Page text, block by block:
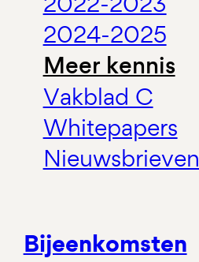
2024-2025
Meer kennis
Vakblad C
Whitepapers
Nieuwsbrieven
Bijeenkomsten